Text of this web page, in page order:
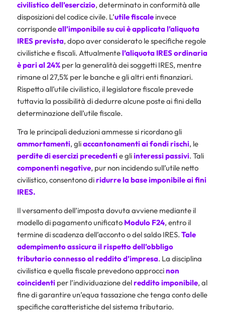
civilistico dell’esercizio, determinato in conformità alle
disposizioni del codice civile. L’utile fiscaleinvece
corrispondeall’imponibile su cui è applicata l’aliquota
IRES prevista, dopo aver considerato le specifiche regole
civilistiche e fiscali. Attualmentel’aliquota IRES ordinaria
è pari al 24%per la generalità dei soggetti IRES, mentre
rimane al 27,5% per le banche e gli altri enti finanziari.
Rispetto all’utile civilistico, il legislatore fiscale prevede
tuttavia la possibilità di dedurre alcune poste ai fini della
determinazione dell’utile fiscale.
Tra le principali deduzioni ammesse si ricordano gli
ammortamenti, gliaccantonamenti ai fondi rischi, le
perdite di esercizi precedentie gliinteressi passivi. Tali
componentinegative, pur non incidendo sull’utile netto
civilistico, consentono diridurre la base imponibile ai fini
IRES.
Il versamento dell’imposta dovuta avviene mediante il
modello di pagamento unificato Modulo F24, entro il
termine di scadenza dell’acconto o del saldo IRES. Tale
adempimento assicura il rispetto dell’obbligo
tributario connesso al reddito d’impresa. La disciplina
civilistica e quella fiscale prevedono approccinon
coincidentiper l’individuazione delreddito imponibile, al
fine di garantire un’equa tassazione che tenga conto delle
specifiche caratteristiche del sistema tributario.